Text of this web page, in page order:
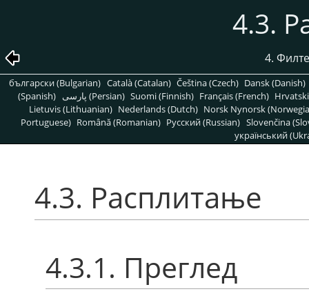
4.3.
4.
български (Bulgarian) Català (Catalan) Čeština (Czech) Dansk (Danish)
(Spanish)
پارسی (Persian) Suomi (Finnish) Français (French)
Lietuvis (Lithuanian) Nederlands (Dutch) Norsk Nynorsk
Portuguese) Română (Romanian) Pусский (Russian) Slovenčina
український
4.3. Расплитање
4.3.1. Преглед